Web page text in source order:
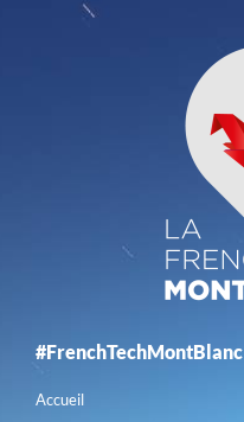
#FrenchTechMontBlanc
Accueil